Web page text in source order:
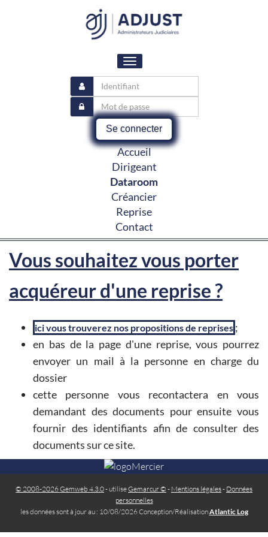
Toggle
navigation
Se connecter
Accueil
Dirigeant
Dataroom
Créancier
Reprise
Contact
Vous souhaitez vous porter
acquéreur d'une reprise ?
ici vous trouverez nos propositions de reprises ;
en bas de la page d'une reprise, vous pourrez
envoyer un mail à la personne en charge du
dossier
cette personne vous recontactera en vous
demandant des documents pour ensuite vous
fournir des identifiants afin de consulter des
documents sur ce site.
© 2008-2026 Gemweb 4.3.0- utiliseGemarcur © - Mentions légales- Données
personnelles
les données sont à jour au : 10/08/2026 Conception/RéalisationAtlantic Log